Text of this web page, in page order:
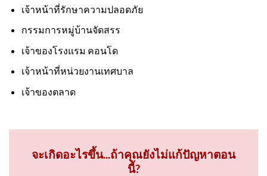
เจ้าหน้าที่รักษาความปลอดภัย
กรรมการหมู่บ้านจัดสรร
เจ้าของโรงแรม คอนโด
เจ้าหน้าที่หน่วยงานเทศบาล
เจ้าของตลาด
จะเกิดอะไรขึ้น...ถ้าคุณยังไม่แก้ปัญหาตอน
นี้?